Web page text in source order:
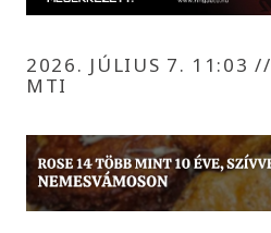
2026. JÚLIUS 7. 11:03//
MTI